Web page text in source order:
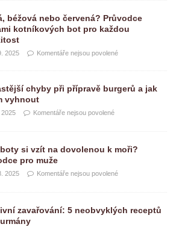
béžová nebo červená? Průvodce
kotníkových bot pro každou
2025 Komentáře nejsou povolené
chyby při přípravě burgerů a jak
vyhnout
2025 Komentáře nejsou povolené
si vzít na dovolenou k moři?
pro muže
2025 Komentáře nejsou povolené
zavařování: 5 neobvyklých receptů